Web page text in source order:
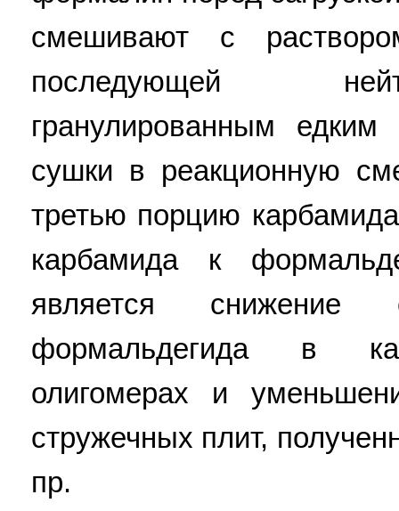
смешивают с
последующей
гранулированным
сушки в реакционную
третью порцию
карбамида к
является снижение
формальдегида в
олигомерах и
стружечных плит,
пр.